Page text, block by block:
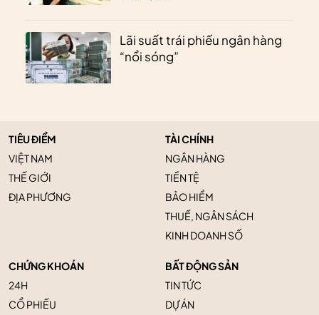
Lãi suất trái phiếu ngân hàng
“nổi sóng”
TIÊU ĐIỂM
VIỆT NAM
THẾ GIỚI
ĐỊA PHƯƠNG
TÀI CHÍNH
NGÂN HÀNG
TIỀN TỆ
BẢO HIỂM
THUẾ, NGÂN SÁCH
KINH DOANH SỐ
CHỨNG KHOÁN
24H
CỔ PHIẾU
BẤT ĐỘNG SẢN
TIN TỨC
DỰ ÁN